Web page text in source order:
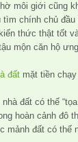
môi giới cũng
tìm chính chủ
thức thật tốt
mộn căn hộ
đất mặt tiền
đất có thế
hoàn cảnh đô
mảnh đất có thế